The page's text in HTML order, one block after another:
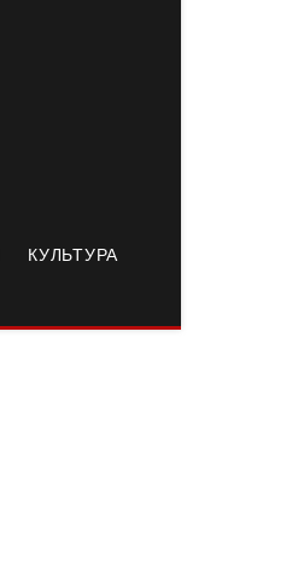
КУЛЬТУРА